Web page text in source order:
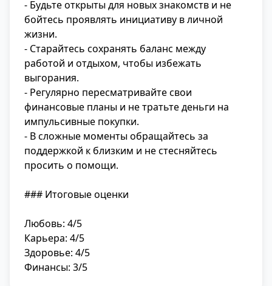
- Будьте открыты для новых знакомств и не
бойтесь проявлять инициативу в личной
жизни.
- Старайтесь сохранять баланс между
работой и отдыхом, чтобы избежать
выгорания.
- Регулярно пересматривайте свои
финансовые планы и не тратьте деньги на
импульсивные покупки.
- В сложные моменты обращайтесь за
поддержкой к близким и не стесняйтесь
просить о помощи.
### Итоговые оценки
Любовь: 4/5
Карьера: 4/5
Здоровье: 4/5
Финансы: 3/5